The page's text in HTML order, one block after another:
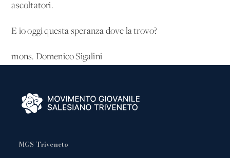
ascoltatori.
E io oggi questa speranza dove la trovo?
mons. Domenico Sigalini
MGS Triveneto